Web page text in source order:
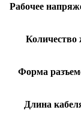
Рабочее
Количество
Форма
Длина